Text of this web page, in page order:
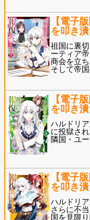
【電子
を叩き
祖国に裏
ーティア
商会を立ち
そして帝
【電子
を叩き
ハルドリ
に投獄さ
隣国・ユ
【電子
を叩き
ハルドリ
さらに不
国を見限